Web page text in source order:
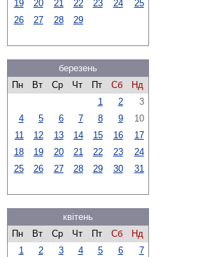
19 20 21 22 23 24
25
26
27 28 29
березень
Пн
Вт Ср Чт Пт Сб
Нд
1
2
3
4
5 6 7 8 9
10
11
12 13 14 15 16
17
18
19 20 21 22 23
24
25
26 27 28 29 30 31
квітень
Пн
Вт Ср Чт Пт Сб
Нд
1
2 3 4 5 6
7